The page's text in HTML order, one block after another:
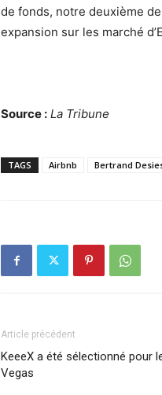
de fonds, notre deuxième
expansion sur les marché
Source : La Tribune
TAGS Airbnb Bertrand
Article précédent
KeeeX a été sélectionné pour
Vegas